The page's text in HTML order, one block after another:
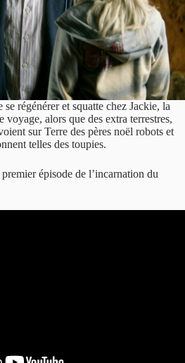
régénérer et squatte chez Jackie, la
voyage, alors que des extra terrestres,
sur Terre des pères noël robots et
telles des toupies.
premier épisode de l’incarnation du